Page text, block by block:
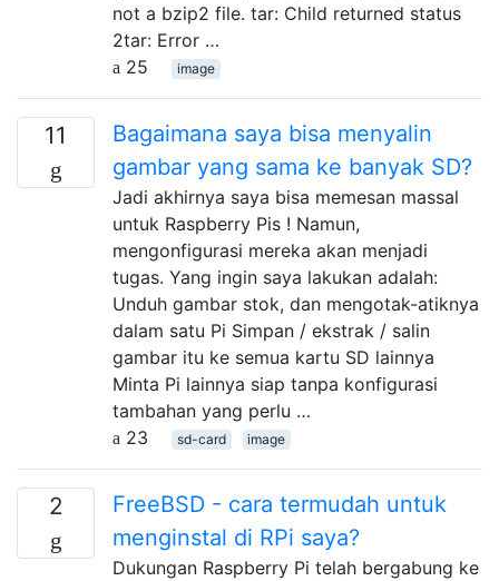
not a bzip2 file. tar: Child returned status
2tar: Error …
25
image
11
Bagaimana saya bisa menyalin
gambar yang sama ke banyak SD?
Jadi akhirnya saya bisa memesan massal
untuk Raspberry Pis ! Namun,
mengonfigurasi mereka akan menjadi
tugas. Yang ingin saya lakukan adalah:
Unduh gambar stok, dan mengotak-atiknya
dalam satu Pi Simpan / ekstrak / salin
gambar itu ke semua kartu SD lainnya
Minta Pi lainnya siap tanpa konfigurasi
tambahan yang perlu …
23
sd-card image
2
FreeBSD - cara termudah untuk
menginstal di RPi saya?
Dukungan Raspberry Pi telah bergabung ke